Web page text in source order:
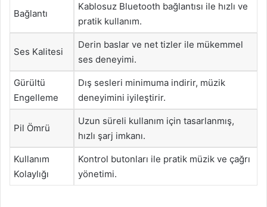
Bağlantı
Kablosuz Bluetooth bağlantısı ile hızlı ve
pratik kullanım.
Ses Kalitesi
Derin baslar ve net tizler ile mükemmel
ses deneyimi.
Gürültü
Engelleme
Dış sesleri minimuma indirir, müzik
deneyimini iyileştirir.
Pil Ömrü
Uzun süreli kullanım için tasarlanmış,
hızlı şarj imkanı.
Kullanım
Kolaylığı
Kontrol butonları ile pratik müzik ve çağrı
yönetimi.